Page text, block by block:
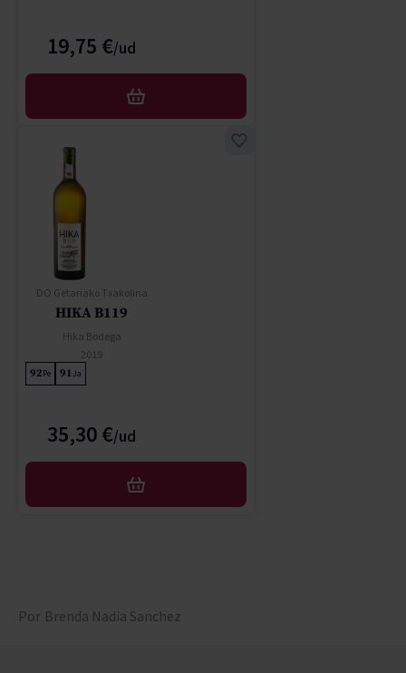
19,75 €
AÑADIR
DO Getariako Txakolina
HIKA B119
Hika Bodega
2019
92Pe 91Ja
35,30 €
AÑADIR
Por Brenda Nadia Sanchez